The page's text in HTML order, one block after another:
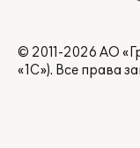
© 2011-2026 АО
«1С»). Все права